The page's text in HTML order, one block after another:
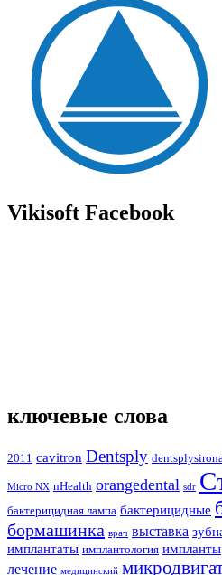
Vikisoft Facebook
ключевые слова
2011 cavitron Dentsply
Micro NX nHealth orangedental sdr
бактерицидная лампа бактерицидные
бормашинка врач выставка
имплантаты имплантология импланты
лечение медицинский